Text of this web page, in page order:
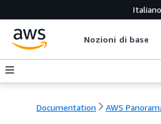
Italiano
Nozioni di base
Documentation AWS